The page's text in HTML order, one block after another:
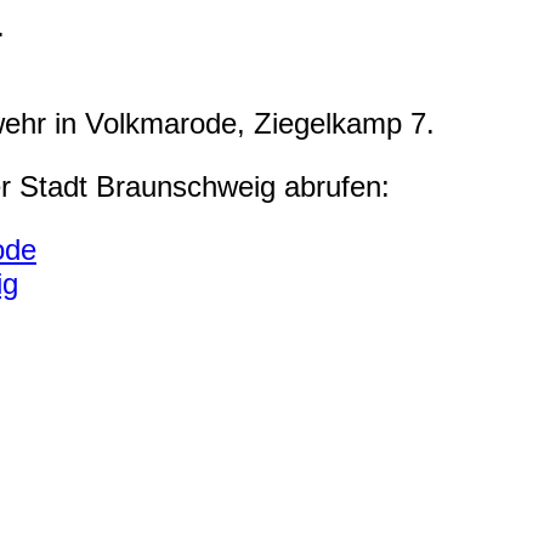
in Volkmarode, Ziegelkamp 7.
Stadt Braunschweig abrufen: